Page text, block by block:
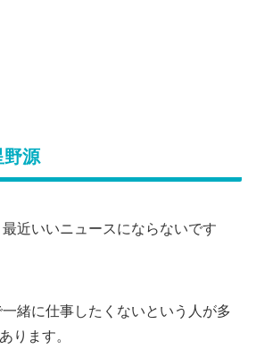
野源
近いいニュースにならないです
緒に仕事したくないという人が多
ります。